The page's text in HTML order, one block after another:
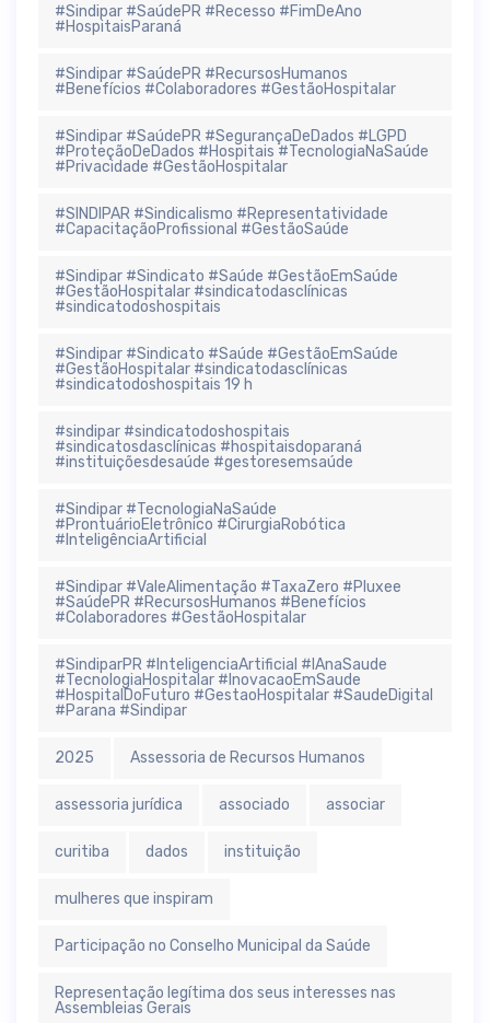
#Sindipar #SaúdePR #Recesso #FimDeAno
#HospitaisParaná
#Sindipar #SaúdePR #RecursosHumanos
#Benefícios #Colaboradores #GestãoHospitalar
#Sindipar #SaúdePR #SegurançaDeDados #LGPD
#ProteçãoDeDados #Hospitais #TecnologiaNaSaúde
#Privacidade #GestãoHospitalar
#SINDIPAR #Sindicalismo #Representatividade
#CapacitaçãoProfissional #GestãoSaúde
#Sindipar #Sindicato #Saúde #GestãoEmSaúde
#GestãoHospitalar #sindicatodasclínicas
#sindicatodoshospitais
#Sindipar #Sindicato #Saúde #GestãoEmSaúde
#GestãoHospitalar #sindicatodasclínicas
#sindicatodoshospitais 19 h
#sindipar #sindicatodoshospitais
#sindicatosdasclínicas #hospitaisdoparaná
#instituiçõesdesaúde #gestoresemsaúde
#Sindipar #TecnologiaNaSaúde
#ProntuárioEletrônico #CirurgiaRobótica
#InteligênciaArtificial
#Sindipar #ValeAlimentação #TaxaZero #Pluxee
#SaúdePR #RecursosHumanos #Benefícios
#Colaboradores #GestãoHospitalar
#SindiparPR #InteligenciaArtificial #IAnaSaude
#TecnologiaHospitalar #InovacaoEmSaude
#HospitalDoFuturo #GestaoHospitalar #SaudeDigital
#Parana #Sindipar
2025 Assessoria de Recursos Humanos
assessoria jurídica associado associar
curitiba dados instituição
mulheres que inspiram
Participação no Conselho Municipal da Saúde
Representação legítima dos seus interesses nas
Assembleias Gerais